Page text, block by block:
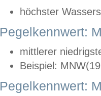
höchster
Pegelkennwert:
mittlerer
Beispiel:
Pegelkennwert: